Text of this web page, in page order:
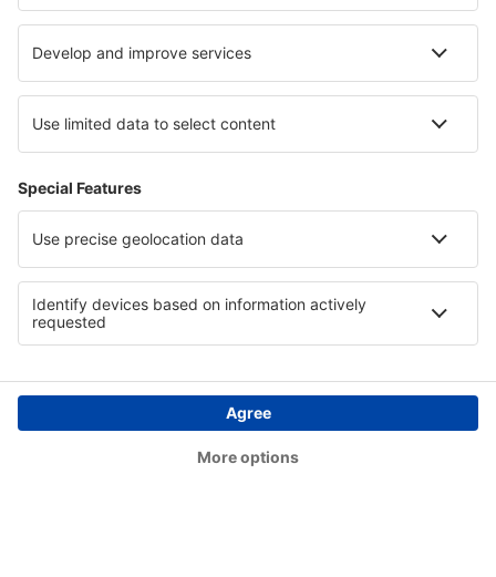
Ouessant Airport (OUI)
Pau Pyrenees (PUF)
Perpignan Rivesaltes (PGF)
Poitiers-Biard Airport (PIS)
Quimper Cornouaille (UIP)
Rodez Marcillac (RDZ)
Lyon
Saint-Etienne Andrezieux-Boutheon (EBU)
Calvi Sainte-Catherine (CLY)
Rennes St. Jacques (RNS)